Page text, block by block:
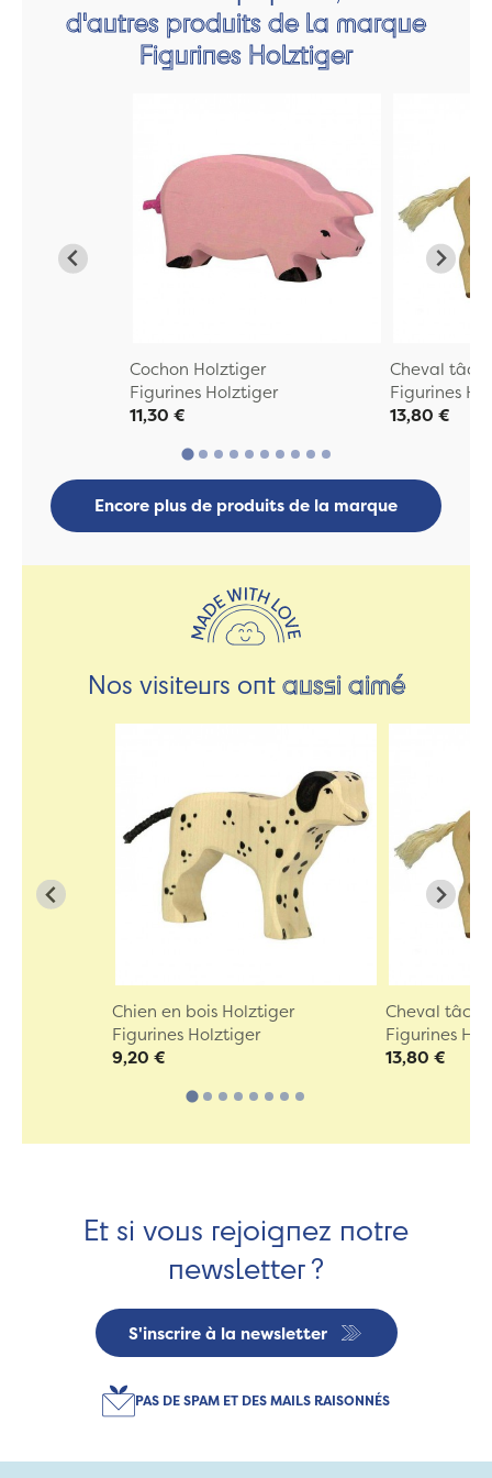
d'autres produits de la marque
Figurines Holztiger
Cochon Holztiger
Figurines Holztiger
11,30 €
Cheval
Figurines
13,80 €
Encore plus de produits de la marque
Nos visiteurs ontaussi aimé
Chien en bois Holztiger
Figurines Holztiger
9,20 €
Cheval
Figurines
13,80 €
Et si vous rejoignez notre
newsletter ?
S'inscrire à la newsletter
PAS DE SPAM ET DES MAILS RAISONNÉS